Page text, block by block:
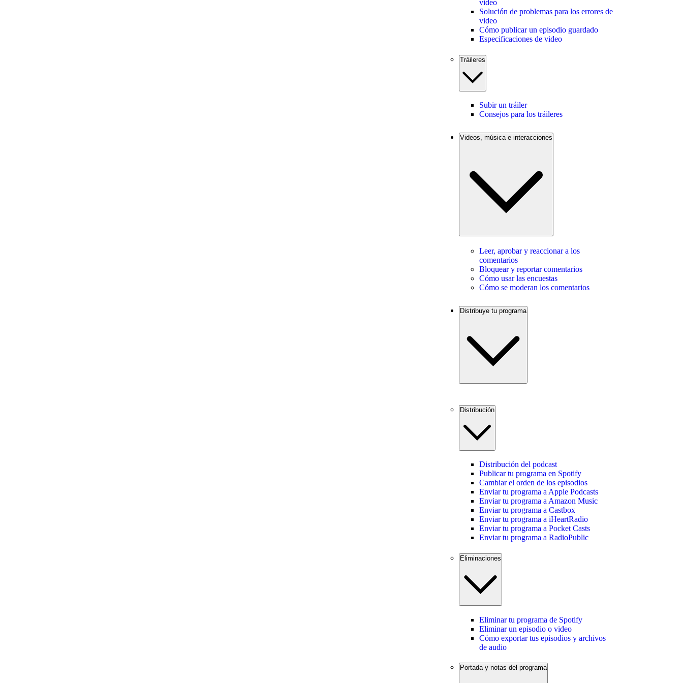
video
Solución de problemas para los errores de
video
Cómo publicar un episodio guardado
Especificaciones de video
Tráileres
Subir un tráiler
Consejos para los tráileres
Videos, música e interacciones
Leer, aprobar y reaccionar a los
comentarios
Bloquear y reportar comentarios
Cómo usar las encuestas
Cómo se moderan los comentarios
Distribuye tu programa
Distribución
Distribución del podcast
Publicar tu programa en Spotify
Cambiar el orden de los episodios
Enviar tu programa a Apple Podcasts
Enviar tu programa a Amazon Music
Enviar tu programa a Castbox
Enviar tu programa a iHeartRadio
Enviar tu programa a Pocket Casts
Enviar tu programa a RadioPublic
Eliminaciones
Eliminar tu programa de Spotify
Eliminar un episodio o video
Cómo exportar tus episodios y archivos
de audio
Portada y notas del programa